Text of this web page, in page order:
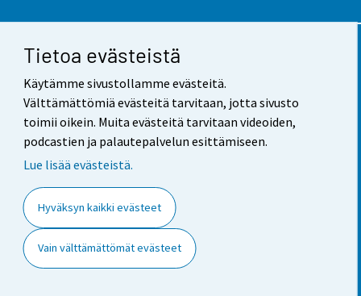
Tietoa evästeistä
Käytämme sivustollamme evästeitä.
Välttämättömiä evästeitä tarvitaan, jotta sivusto
toimii oikein. Muita evästeitä tarvitaan videoiden,
podcastien ja palautepalvelun esittämiseen.
Lue lisää evästeistä.
Hyväksyn kaikki evästeet
Vain välttämättömät evästeet
Yhteystiedot
Palaute
Käyttöehdot
Saavutettavuus
Tietoa sivustosta
Evästeasetukset